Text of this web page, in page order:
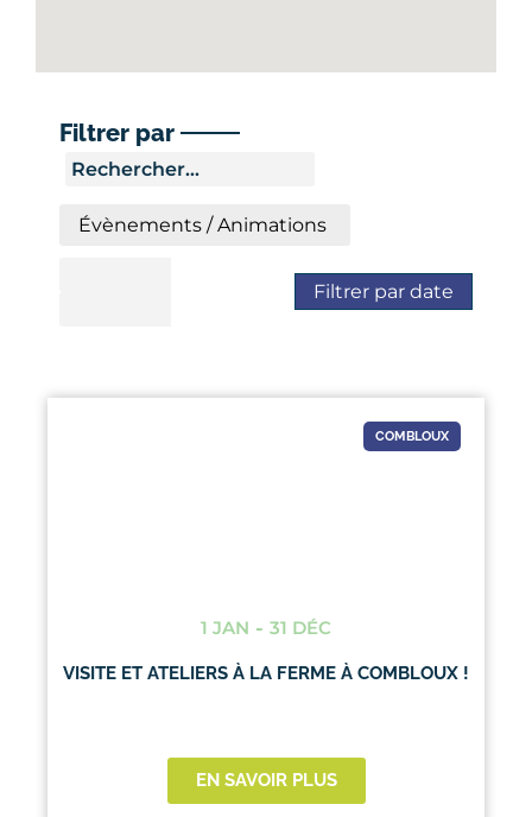
Filtrer par
Filtrer par date
COMBLOUX
1 JAN - 31 DÉC
VISITE ET ATELIERS À LA FERME À COMBLOUX !
EN SAVOIR PLUS